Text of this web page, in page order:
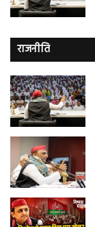
राजनीति